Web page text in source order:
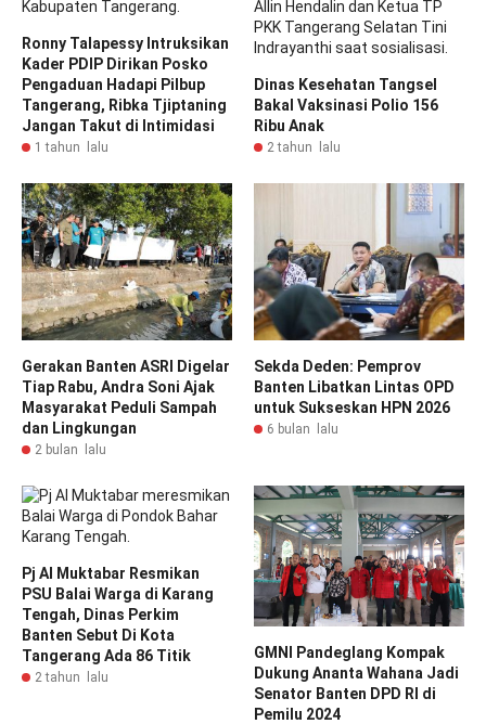
Ronny Talapessy Intruksikan
Kader PDIP Dirikan Posko
Pengaduan Hadapi Pilbup
Tangerang, Ribka Tjiptaning
Jangan Takut di Intimidasi
1 tahun lalu
Dinas Kesehatan Tangsel
Bakal Vaksinasi Polio 156
Ribu Anak
2 tahun lalu
Gerakan Banten ASRI Digelar
Tiap Rabu, Andra Soni Ajak
Masyarakat Peduli Sampah
dan Lingkungan
2 bulan lalu
Sekda Deden: Pemprov
Banten Libatkan Lintas OPD
untuk Sukseskan HPN 2026
6 bulan lalu
Pj Al Muktabar Resmikan
PSU Balai Warga di Karang
Tengah, Dinas Perkim
Banten Sebut Di Kota
Tangerang Ada 86 Titik
2 tahun lalu
GMNI Pandeglang Kompak
Dukung Ananta Wahana Jadi
Senator Banten DPD RI di
Pemilu 2024